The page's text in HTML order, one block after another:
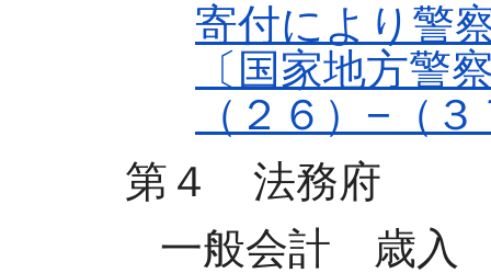
寄付により警
〔国家地方
（２６）−（
第４ 法務府
一般会計 歳入